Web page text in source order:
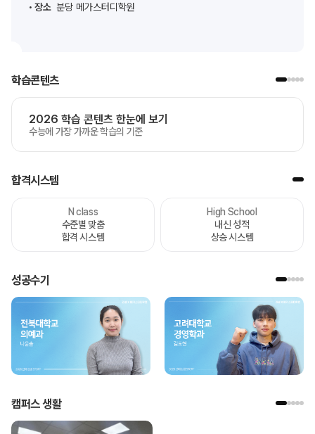
장소 분당 메가스터디학원
학습콘텐츠
2026 학습 콘텐츠 한눈에 보기
수능에 가장 가까운 학습의 기준
합격시스템
N class
수준별 맞춤
합격 시스템
High School
내신 성적
상승 시스템
성공수기
캠퍼스 생활